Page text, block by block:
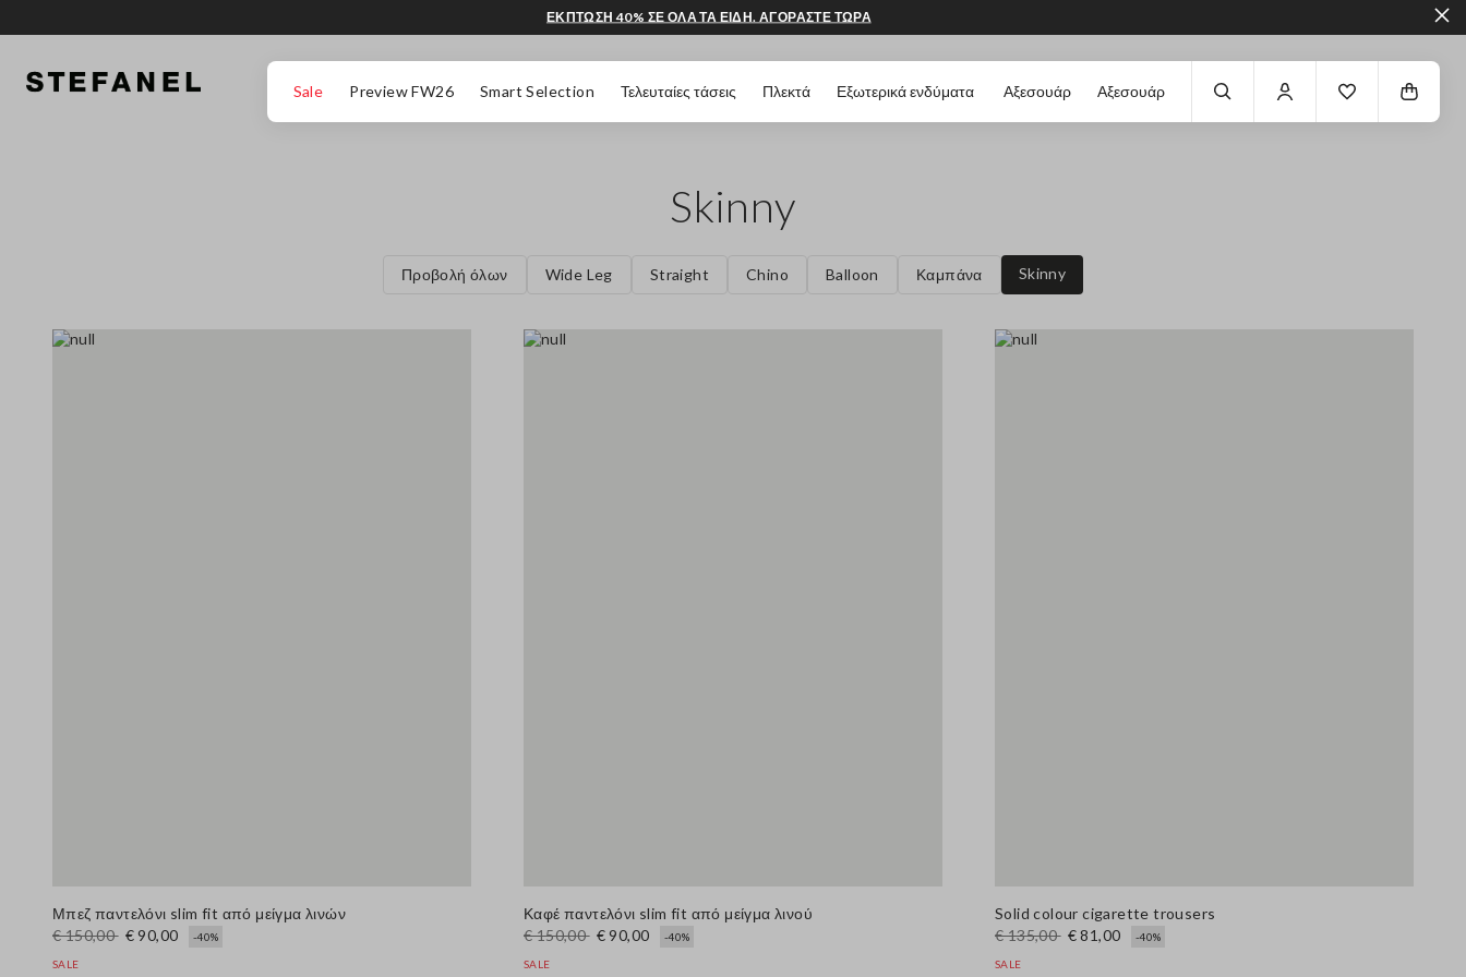
Sale Preview FW26 Smart Selection Τελευταίες τάσεις Πλεκτά Εξωτερικά ενδύματα Αξεσουάρ Αξεσουάρ
ΕΚΠΤΩΣΗ 40% ΣΕ ΟΛΑ ΤΑ ΕΙΔΗ. ΑΓΟΡΑΣΤΕ ΤΩΡΑ
Skinny
Προβολή όλων Wide Leg Straight Chino Balloon Καμπάνα Skinny
Μπεζ παντελόνι slim fit από μείγμα λινών
€ 150,00 € 90,00 -40%
SALE
Καφέ παντελόνι slim fit από μείγμα λινού
€ 150,00 € 90,00 -40%
SALE
Solid colour cigarette trousers
€ 135,00 € 81,00 -40%
SALE